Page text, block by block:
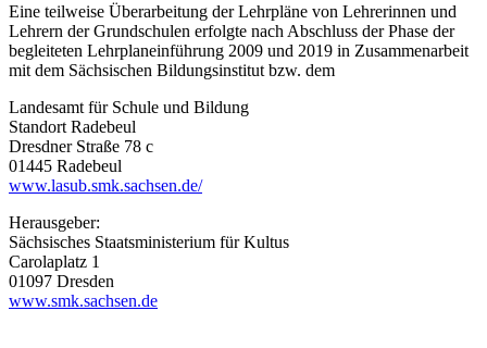
Eine teilweise Überarbeitung der Lehrpläne von Lehrerinnen und
Lehrern der Grundschulen erfolgte nach Abschluss der Phase der
begleiteten Lehrplaneinführung 2009 und 2019 in Zusammenarbeit
mit dem Sächsischen Bildungsinstitut bzw. dem
Landesamt für Schule und Bildung
Standort Radebeul
Dresdner Straße 78 c
01445 Radebeul
www.lasub.smk.sachsen.de/
Herausgeber:
Sächsisches Staatsministerium für Kultus
Carolaplatz 1
01097 Dresden
www.smk.sachsen.de